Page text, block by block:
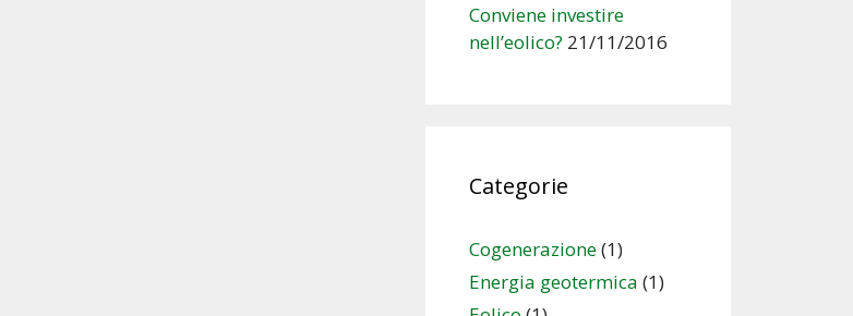
Conviene investire
nell’eolico? 21/11/2016
Categorie
Cogenerazione(1)
Energia geotermica (1)